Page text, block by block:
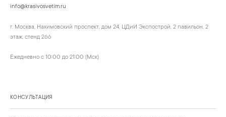
info@krasivosvetim.ru
г. Москва, Нахимовский проспект, дом 24, ЦДиИ Экспострой, 2 павильон, 2
этаж, стенд 266
Ежедневно с 10:00 до 21:00 (Мск)
КОНСУЛЬТАЦИЯ